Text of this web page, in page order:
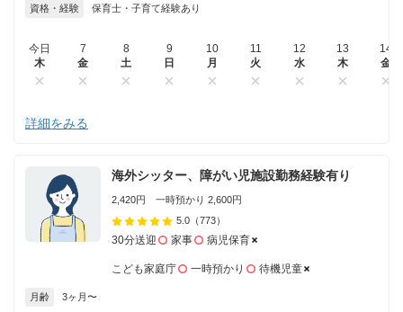
資格・経験 保育士・子育て経験あり
今日
木
7
金
8
土
9
日
10
月
11
火
12
水
13
木
14
金
詳細をみる
海外シッター、障がい児施設勤務経験有り
2,420円 一時預かり 2,600円
5.0 （773）
30分送迎 家事 病児保育
こども家庭庁 一時預かり 待機児童
月齢 3ヶ月〜